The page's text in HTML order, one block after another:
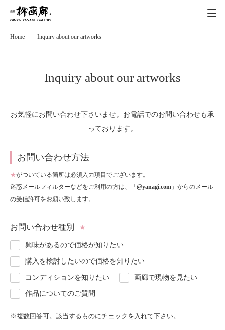
Exhibitions
Schedule
About
Blog
Contact
Home Inquiry about our artworks
Inquiry about our artworks
お気軽にお問い合わせ下さいませ。お電話でのお問い合わせも承
っております。
お問い合わせ方法
★がついている箇所は必須入力項目でございます。
迷惑メールフィルターなどをご利用の方は、「 @yanagi.com 」からのメール
の受信許可をお願い致します。
お問い合わせ種別 ★
興味があるので価格が知りたい
購入を検討したいので価格を知りたい
コンディションを知りたい 画廊で現物を見たい
作品についてのご質問
※複数回答可。該当するものにチェックを入れて下さい。